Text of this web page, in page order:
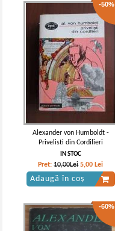
-50%
Alexander von Humboldt -
Privelisti din Cordilieri
IN STOC
Pret:10,00Lei 5,00 Lei
Adaugă în coș
-60%